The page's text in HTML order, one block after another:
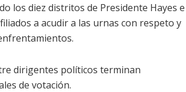
los diez distritos de Presidente Hayes e
a acudir a las urnas con respeto y
dirigentes políticos terminan
de votación.